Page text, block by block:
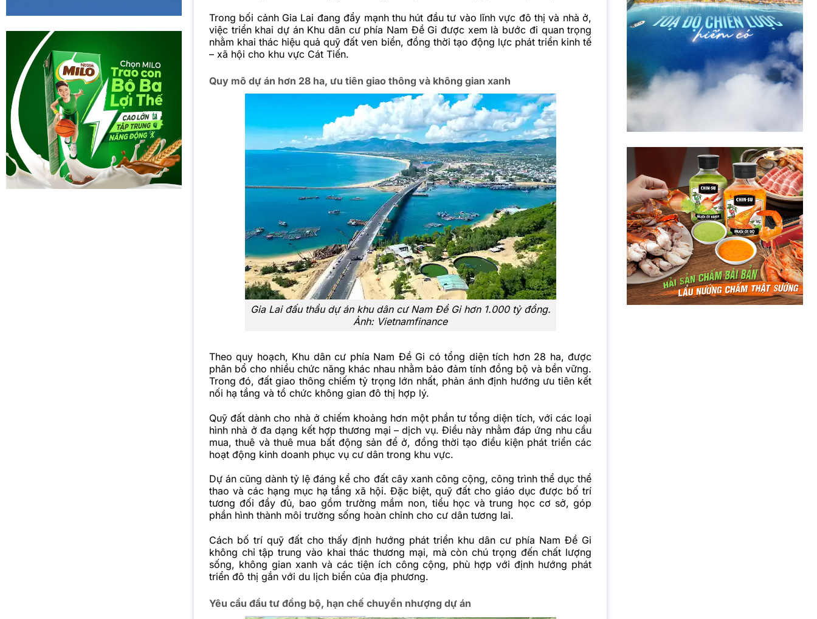
Trong bối cảnh Gia Lai đang đẩy mạnh thu hút đầu tư vào lĩnh vực đô thị và nhà ở,
việc triển khai dự án Khu dân cư phía Nam Đề Gi được xem là bước đi quan trọng
nhằm khai thác hiệu quả quỹ đất ven biển, đồng thời tạo động lực phát triển kinh tế
– xã hội cho khu vực Cát Tiến.
Quy mô dự án hơn 28 ha, ưu tiên giao thông và không gian xanh
Gia Lai đấu thầu dự án khu dân cư Nam Đề Gi hơn 1.000 tỷ đồng.
Ảnh: Vietnamfinance
Theo quy hoạch, Khu dân cư phía Nam Đề Gi có tổng diện tích hơn 28 ha, được
phân bổ cho nhiều chức năng khác nhau nhằm bảo đảm tính đồng bộ và bền vững.
Trong đó, đất giao thông chiếm tỷ trọng lớn nhất, phản ánh định hướng ưu tiên kết
nối hạ tầng và tổ chức không gian đô thị hợp lý.
Quỹ đất dành cho nhà ở chiếm khoảng hơn một phần tư tổng diện tích, với các loại
hình nhà ở đa dạng kết hợp thương mại – dịch vụ. Điều này nhằm đáp ứng nhu cầu
mua, thuê và thuê mua bất động sản để ở, đồng thời tạo điều kiện phát triển các
hoạt động kinh doanh phục vụ cư dân trong khu vực.
Dự án cũng dành tỷ lệ đáng kể cho đất cây xanh công cộng, công trình thể dục thể
thao và các hạng mục hạ tầng xã hội. Đặc biệt, quỹ đất cho giáo dục được bố trí
tương đối đầy đủ, bao gồm trường mầm non, tiểu học và trung học cơ sở, góp
phần hình thành môi trường sống hoàn chỉnh cho cư dân tương lai.
Cách bố trí quỹ đất cho thấy định hướng phát triển khu dân cư phía Nam Đề Gi
không chỉ tập trung vào khai thác thương mại, mà còn chú trọng đến chất lượng
sống, không gian xanh và các tiện ích công cộng, phù hợp với định hướng phát
triển đô thị gắn với du lịch biển của địa phương.
Yêu cầu đầu tư đồng bộ, hạn chế chuyển nhượng dự án